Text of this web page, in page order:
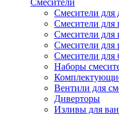
Смесители
Смесители для
Смесители для
Смесители для
Смесители для
Смесители для
Наборы
Вентили для
Диверторы
Изливы для